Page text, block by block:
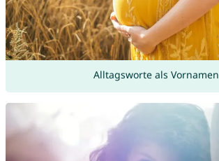
Alltagsworte als Vornamen